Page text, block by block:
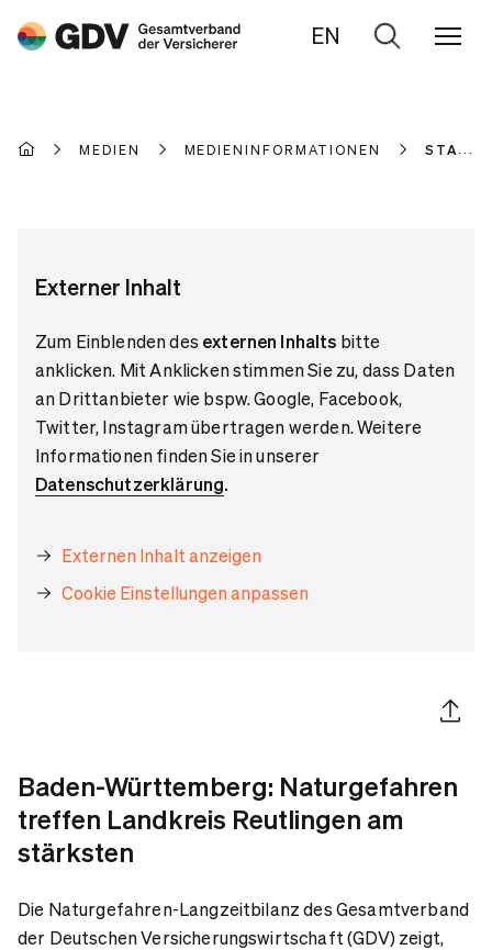
EN
Zur
MEDIEN MEDIENINFORMATIONEN
Externer Inhalt
Zum Einblenden des externen Inhalts bitte
anklicken. Mit Anklicken stimmen Sie zu, dass Daten
an Drittanbieter wie bspw. Google, Facebook,
Twitter, Instagram übertragen werden. Weitere
Informationen finden Sie in unserer
Datenschutzerklärung.
Externen Inhalt anzeigen
Cookie Einstellungen anpassen
Artikel
Baden-Württemberg: Naturgefahren
treffen Landkreis Reutlingen am
stärksten
Die Naturgefahren-Langzeitbilanz des Gesamtverband
der Deutschen Versicherungswirtschaft (GDV) zeigt,